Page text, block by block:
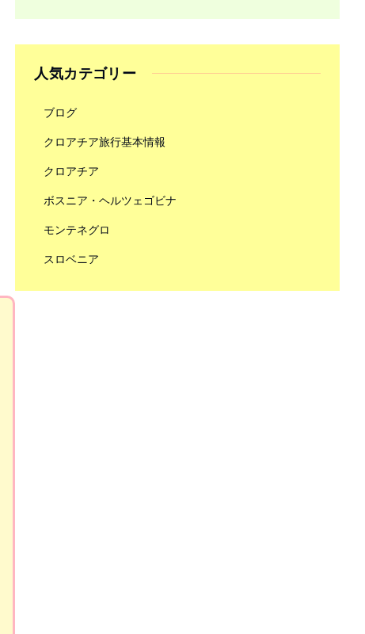
人気カテゴリー
ブログ
クロアチア旅行基本情報
クロアチア
ボスニア・ヘルツェゴビナ
モンテネグロ
スロベニア